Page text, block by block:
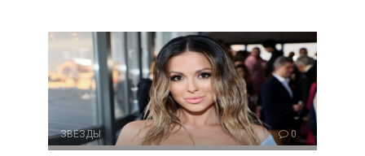
ЗВЕЗДЫ 0